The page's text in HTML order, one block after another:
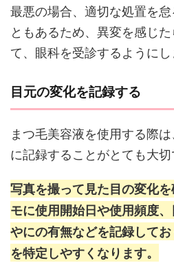
最悪の場合、適切な処置を
ともあるため、異変を感じ
て、眼科を受診するようにし
目元の変化を記録する
まつ毛美容液を使用する際
に記録することがとても大切
写真を撮って見た目の変化
モに使用開始日や使用頻度
やにの有無などを記録して
を特定しやすくなります。